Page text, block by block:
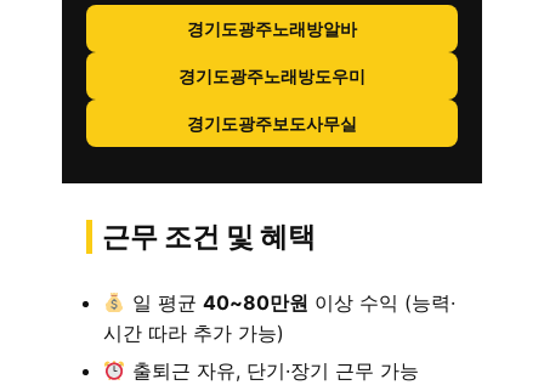
경기도광주노래방알바
경기도광주노래방도우미
경기도광주보도사무실
근무 조건 및 혜택
일 평균 40~80만원 이상 수익 (능력·
시간 따라 추가 가능)
출퇴근 자유, 단기·장기 근무 가능